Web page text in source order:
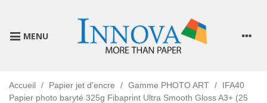
MENU
Accueil / Papier jet d'encre / Gamme PHOTO ART /
IFA40
Papier photo baryté 325g Fibaprint Ultra Smooth Gloss A3+ (25